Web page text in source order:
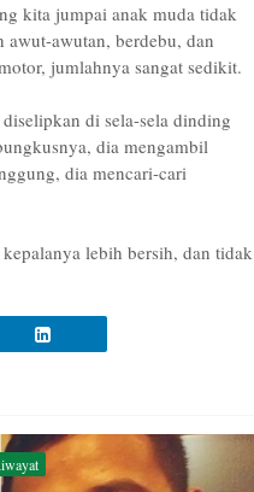
kita jumpai anak muda tidak
awutan, berdebu, dan
jumlahnya sangat sedikit.
di sela-sela dinding
dia mengambil
dia mencari-cari
lebih bersih, dan tidak